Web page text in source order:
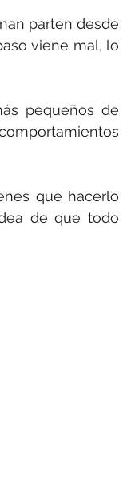
parten desde
viene mal, lo
pequeños de
que hacerlo
de que todo